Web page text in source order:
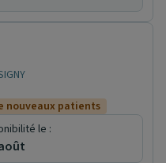
nouveaux patients
le :